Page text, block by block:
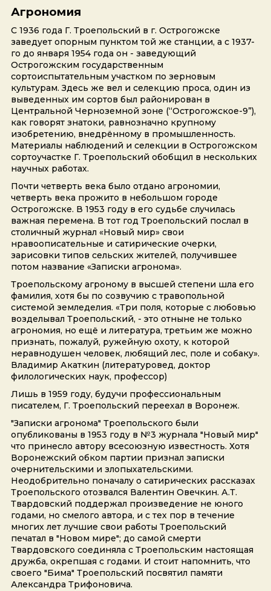
Агрономия
С 1936 года Г. Троепольский в г. Острогожске
заведует опорным пунктом той же станции, а с 1937-
го до января 1954 года он - заведующий
Острогожским государственным
сортоиспытательным участком по зерновым
культурам. Здесь же вел и селекцию проса, один из
выведенных им сортов был районирован в
Центральной Черноземной зоне (“Острогожское-9”),
как говорят знатоки, равнозначно крупному
изобретению, внедрённому в промышленность.
Материалы наблюдений и селекции в Острогожском
сортоучастке Г. Троепольский обобщил в нескольких
научных работах.
Почти четверть века было отдано агрономии,
четверть века прожито в небольшом городе
Острогожске. В 1953 году в его судьбе случилась
важная перемена. В тот год Троепольский послал в
столичный журнал «Новый мир» свои
нравоописательные и сатирические очерки,
зарисовки типов сельских жителей, получившее
потом название «Записки агронома».
Троепольскому агроному в высшей степени шла его
фамилия, хотя бы по созвучию с травопольной
системой земледелия. «Три поля, которые с любовью
возделывал Троепольский, - это отныне не только
агрономия, но ещё и литература, третьим же можно
признать, пожалуй, ружейную охоту, к которой
неравнодушен человек, любящий лес, поле и собаку».
Владимир Акаткин (литературовед, доктор
филологических наук, профессор)
Лишь в 1959 году, будучи профессиональным
писателем, Г. Троепольский переехал в Воронеж.
"Записки агронома" Троепольского были
опубликованы в 1953 году в №3 журнала "Новый мир"
что принесло автору всесоюзную известность. Хотя
Воронежский обком партии признал записки
очернительскими и злопыхательскими.
Неодобрительно поначалу о сатирических рассказах
Троепольского отозвался Валентин Овечкин. А.Т.
Твардовский поддержал произведение не юного
годами, но смелого автора, и с тех пор в течение
многих лет лучшие свои работы Троепольский
печатал в "Новом мире"; до самой смерти
Твардовского соединяла с Троепольским настоящая
дружба, окрепшая с годами. И стоит напомнить, что
своего "Бима" Троепольский посвятил памяти
Александра Трифоновича.